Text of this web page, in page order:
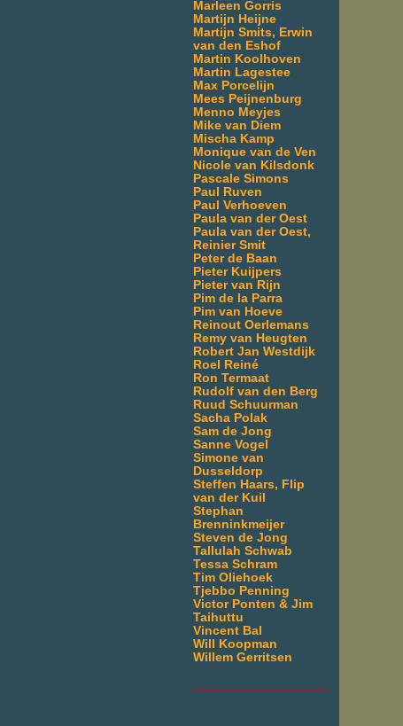
Marleen Gorris
Martijn Heijne
Martijn Smits, Erwin
van den Eshof
Martin Koolhoven
Martin Lagestee
Max Porcelijn
Mees Peijnenburg
Menno Meyjes
Mike van Diem
Mischa Kamp
Monique van de Ven
Nicole van Kilsdonk
Pascale Simons
Paul Ruven
Paul Verhoeven
Paula van der Oest
Paula van der Oest,
Reinier Smit
Peter de Baan
Pieter Kuijpers
Pieter van Rijn
Pim de la Parra
Pim van Hoeve
Reinout Oerlemans
Remy van Heugten
Robert Jan Westdijk
Roel Reiné
Ron Termaat
Rudolf van den Berg
Ruud Schuurman
Sacha Polak
Sam de Jong
Sanne Vogel
Simone van
Dusseldorp
Steffen Haars, Flip
van der Kuil
Stephan
Brenninkmeijer
Steven de Jong
Tallulah Schwab
Tessa Schram
Tim Oliehoek
Tjebbo Penning
Victor Ponten & Jim
Taihuttu
Vincent Bal
Will Koopman
Willem Gerritsen